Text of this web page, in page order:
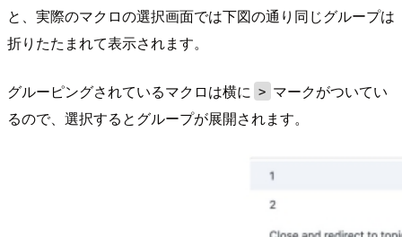
と、実際のマクロの選択画面では下図の通り同じグループは
折りたたまれて表示されます。
グルーピングされているマクロは横に > マークがついてい
るので、選択するとグループが展開されます。